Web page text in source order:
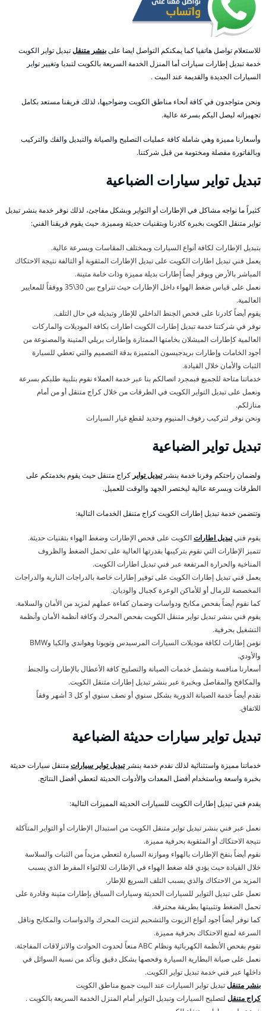
للاستعلام تواصل هاتفيا كما يمكنكم التواصل ايضا علىبنشر متنقلتبديل تواير الكويت
خدمة تبديل إطارات سيارات أما المنزل الخدمة السريعة بالكويت لتبديا وتغيير تواير
السيارات الجديدة والقديمة عند البيت .
ونحن متواجدون في كافة أنحاء مناطق الكويت وضواحيها، لذلك فريقنا مستعد بكامل
تجهيزاته ليصل اليكم بسرعة عالية.
وأسعارنا مميزة وهي شاملة كافة عمليات التصليح والصيانة والتبديل والفك والتركيب
وبالفاتورة مفصلة ومختومة من قبل شركتنا.
تبديل تواير سيارات الضباعية
كثيراً ما نواجه مشاكل في الإطارات أو التواير وبشكل مفاجئ، لذلك نوفر خدمة بنشر تبديل
تواير متنقل الكويت بخبرة كادرنا وبتقنيات حديثة ومميزة. حيث يقوم فريقنا الفني:
بتبديل الإطارات لكافة أنواع السيارات وبمختلف المقاسات وبسرعة عالية.
يعمل فني تبديل اطارات الكويت على تبديل الإطارات المثقوبة أو التالفة نتيجة الاحتكاك
المباشر بالأرض ويوفر أيضاً إطارات بديلة مميزة وذات خامة متينة.
نعمل على قياس ضغط الهواء داخل الإطارات حيث تتراوح بين 30\35 ووفقاً للمعايير
العالمية.
يقوم أيضاً كادرنا على فحص الجنط الداخلي للإطار وتبديله في حال التلف.
نوفر في شركتنا خدمة تبديل إطارات الكويت اطارات بكافة الموديلات والماركات
العالمية كإطارات الميشلان بخامتها الممتازة وإطارات بريلي المتينة والمصنوعة من
أجود الخامات وإطارات بريدجيسون المتميزة بدقة التصميم والتي تعطي للسيارة
الثبات والأمان خلال القيادة.
خدماتنا متاحة للجميع فبمجرد اتصالكم بنا عبر خدمة العملاء نقوم بتلبية طلبكم بسرعة
ونعمل على تبديل التواير الكويت في الطرقات من خلال كراج متنقل أو من أمام
منازلكم.
ونحن نوفر لتركيب رفوف المنيوم وحديد لقطع غيار السيارات
تبديل تواير الضباعية
ولضمان راحتكم وفرنا خدمة بنشرتبديل تواير كراج متنقل حيث يقوم بخدمتكم على
الطرقات وبسرعة عالية ليختصر الجهد والوقت للعميل.
وتتضمن خدمة تبديل إطارات الكويت كراج متنقل الخدمات التالية:
يقوم فنيتبديل اطاراتالكويت على فحص الإطارات وضغط الهواء بتقنيات حديثة.
تتميز الإطارات التي نقوم بتركيبها بقدرتها العالية على تحمل الضغط والظروف
المناخية والحرارة المرتفعة عبر فني تبديل اطارات الكويت.
يعمل فني تبديل إطارات الكويت على توفير إطارات خاصة بالدراجات النارية والدراجات
المخصصة للرمال أو للأماكن الوعرة كجبال والوديان.
كما نقوم أيضاً بفحص مكابح ودواسات وضمان كفاءة عملهم لمزيد من الأمان والسلامة.
يقوم فني بنشر تبديل تواير متنقل الكويت بفحص المحرك وكافة أنظمة الأمان وأنظمة
التشغيل بحرفية.
نؤمن إطارات لكافة موديلات السيارات المرسيدس وتويوتا وهواندي والكيا وBMW
والأودي.
أسعارنا منافسة وتشمل خدمات الصيانة والتصليح كافة الأعطال بالإطارات والجنط
والمكافح والمفاصل وبخبرة عبر بنشر تبديل إطارات متنقل الكويت.
نقدم أيضاً خدمة الصيانة الدورية بشكل سنوي أو نصف سنوي أو كل 3 أشهر وفقاً
للاتفاق.
تبديل تواير سيارات حديثة الضباعية
خدماتنا مميزة واستثنائية لذلك نقدم خدمة بنشرتبديل تواير سياراتمتنقل سيارات حديثة
بخبرة واسعة وباستخدام أفضل المعدات والأدوات الحديثة لتعطي أفضل النتائج.
يقدم فني تبديل إطارات الكويت للسيارات الحديثة المميزات التالية:
نعمل عبر فني بنشر تبديل تواير متنقل الكويت من استبدال الإطارات أو التواير المتآكلة
نتيجة الاحتكاك أو المثقوبة بحرفية مميزة.
نقوم أيضاً بنفخ الإطارات بالهواء وموازنة السيارة لتعطي مزيداً من الثبات والسلاسة
خلال القيادة حيث يؤدي قلة ضغط الهواء في الإطارات للالتواء المفرط الذي يسبب
المزيد من الاحتكاك والذي يسبب التلف السريع للإطار.
نعمل على تبديل التواير للسيارات الحديثة وسيارات السباق بإطارات متينة وقادرة على
تحمل الضغط وتثبيتها بطريقة محترفة.
كما نوفر أيضاً أجود أنواع الزيوت والتشحيم لتزيت المحرك والدواسات والمكابح وناقل
السرعة لمنع الاحتكاك بحرفية مميزة.
نقوم بفحص الأنظمة الكهربائية ونظام ABC منعاً لحدوث الحوادث والانزلاقات المفاجئة.
نعمل على صيانة البطارية السيارة وفحصها بشكل دقيق وتأكد من نسبة السوائل في
داخلها عبر فني خدمة تبديل تواير الكويت.
بنشر متنقلتبديل تواير السيارات عند البيت جميع مناطق الكويت
كراج متنقل لتصليح السيارات وتبديل التواير أمام المنزل الخدمة السريعة بالكويت .